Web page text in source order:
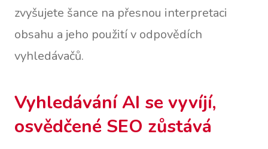
zvyšujete šance na přesnou interpretaci
obsahu a jeho použití v odpovědích
vyhledávačů.
Vyhledávání AI se vyvíjí,
osvědčené SEO zůstává